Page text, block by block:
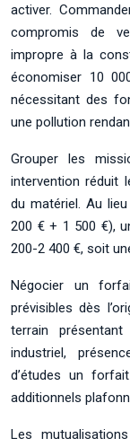
activer.
compromis de
impropre à la
économiser 10
nécessitant des
une pollution
Grouper les
intervention réduit
du matériel. Au
200 € + 1 500 €),
200-2 400 €, soit
Négocier un
prévisibles dès
terrain
industriel,
d’études un
additionnels
Les